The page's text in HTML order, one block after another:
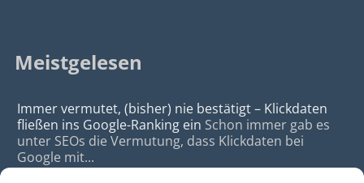
Meistgelesen
Immer vermutet, (bisher) nie bestätigt – Klickdaten
fließen ins Google-Ranking ein Schon immer gab es
unter SEOs die Vermutung, dass Klickdaten bei
Google mit...